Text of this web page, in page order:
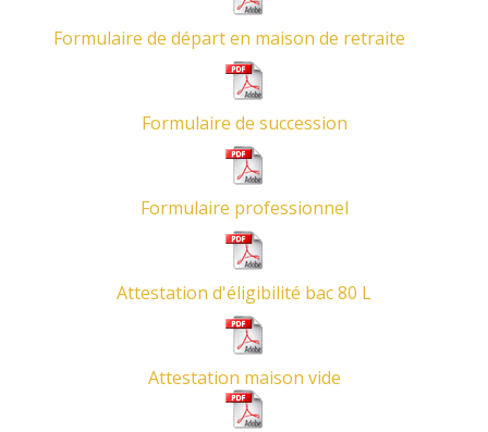
Formulaire de départ en maison de retraite
Formulaire de succession
Formulaire professionnel
Attestation d'éligibilité bac 80 L
Attestation maison vide